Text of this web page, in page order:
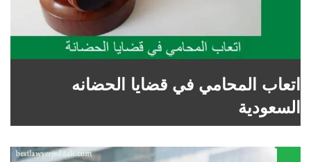
اتعاب المحامي في قضايا الحضانه
السعودية